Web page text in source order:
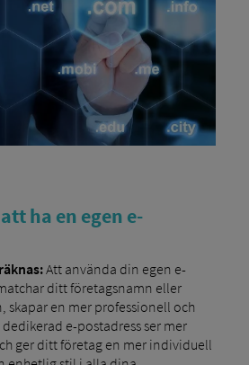
ha en egen e-
Att använda din egen e-
ditt företagsnamn eller
skapar en mer professionell och
e-postadress ser mer
ger ditt företag en mer individuell